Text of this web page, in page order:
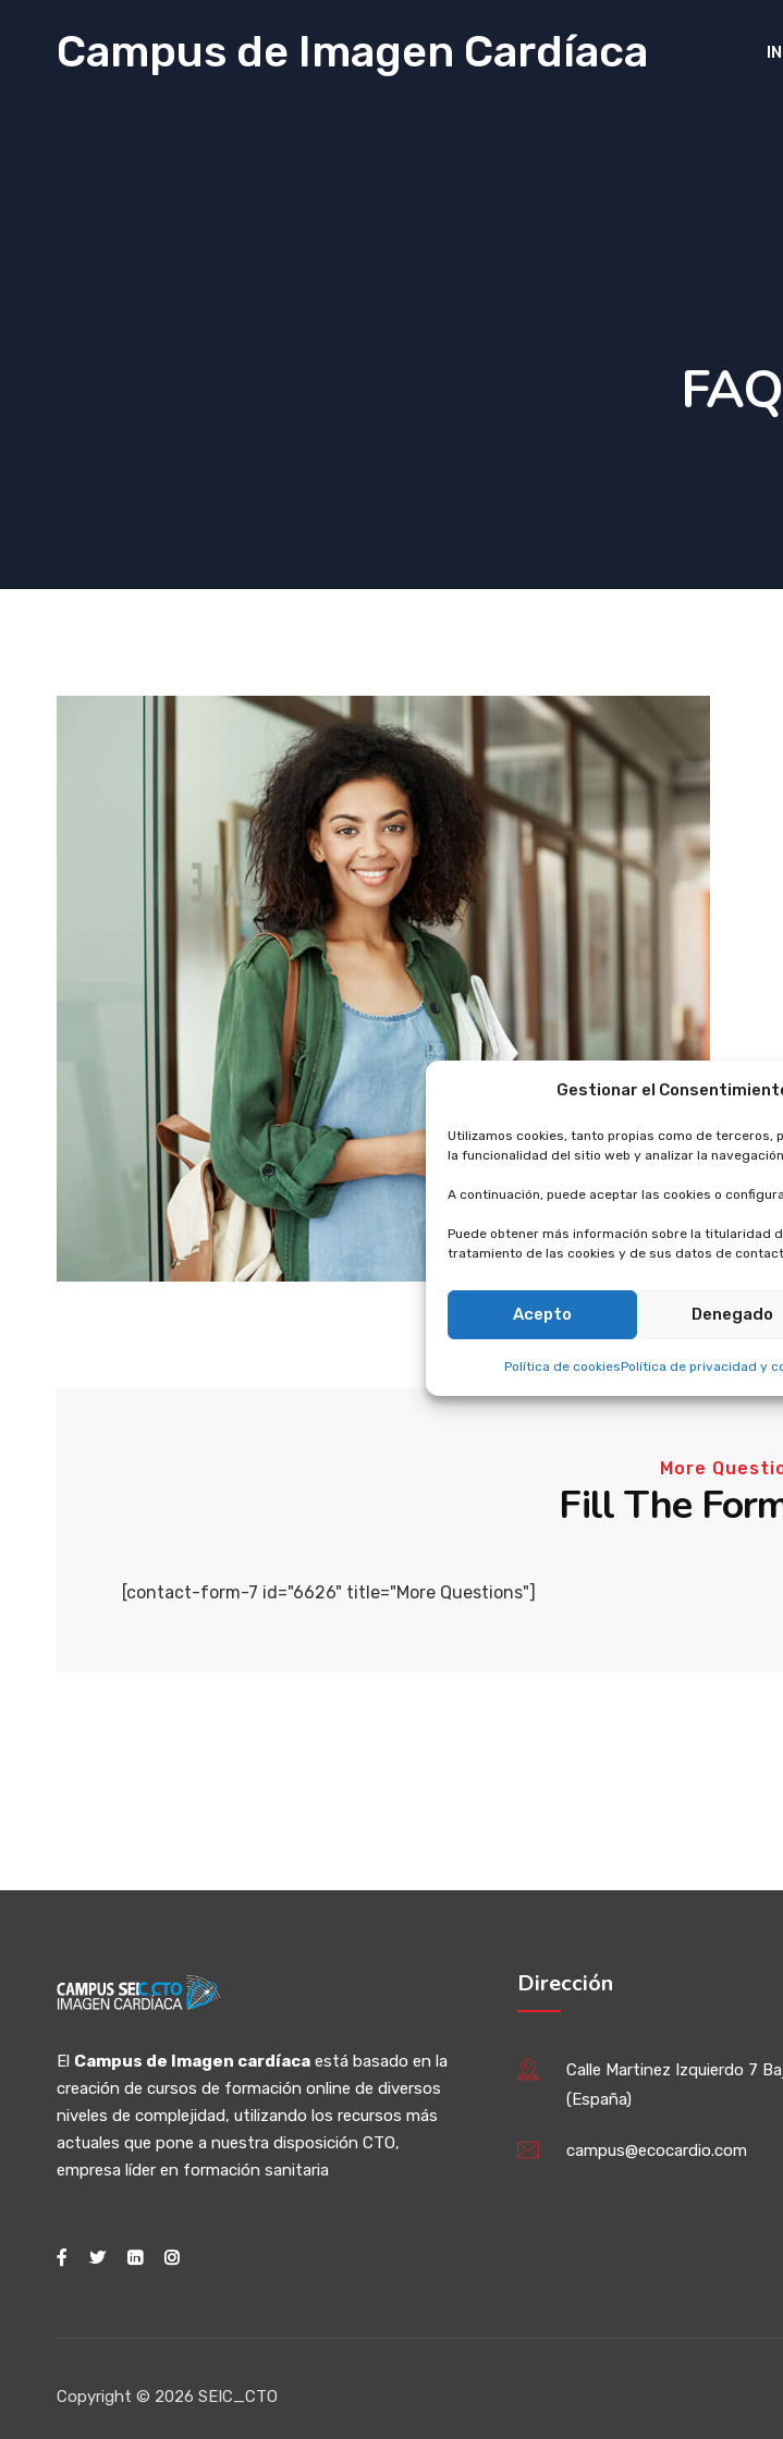
Gestionar el
Utilizamos cookies, tanto propias como de terceros,
la funcionalidad del sitio web y analizar la navegación
A continuación, puede aceptar las cookies o
Puede obtener más información sobre la titularidad
tratamiento de las cookies y de sus datos de
Acepto Denegado
Política de cookiesPolítica de privacidad y
Campus de Imagen Cardíaca
FAQ
More
Fill The
[contact-form-7 id="6626" title="More Questions"]
El Campus de Imagen cardíaca está basado en la
creación de cursos de formación online de diversos
niveles de complejidad, utilizando los recursos más
actuales que pone a nuestra disposición CTO,
empresa líder en formación sanitaria
Dirección
Calle Martinez Izquierdo 7
(España)
campus@ecocardio.com
Copyright © 2026 SEIC_CTO